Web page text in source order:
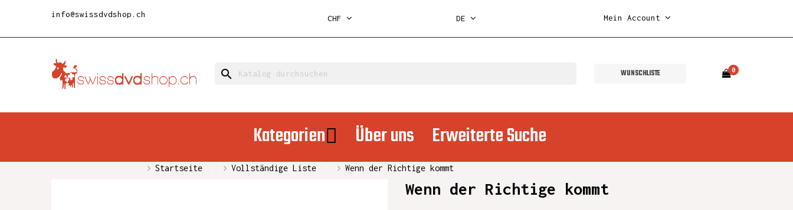
info@swissdvdshop.ch CHF DE Mein Account
search WUNSCHLISTE 0
Kategorien Über uns Erweiterte Suche
Startseite Vollständige Liste Wenn der Richtige kommt
Wenn der Richtige kommt